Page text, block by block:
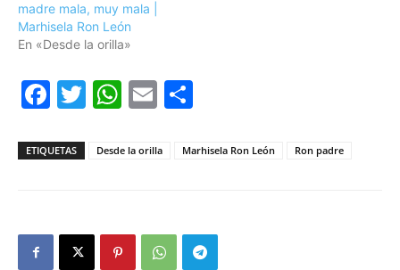
madre mala, muy mala |
Marhisela Ron León
En «Desde la orilla»
Facebook
Twitter
WhatsApp
Email
ETIQUETAS Desde la orilla Marhisela Ron León Ron padre